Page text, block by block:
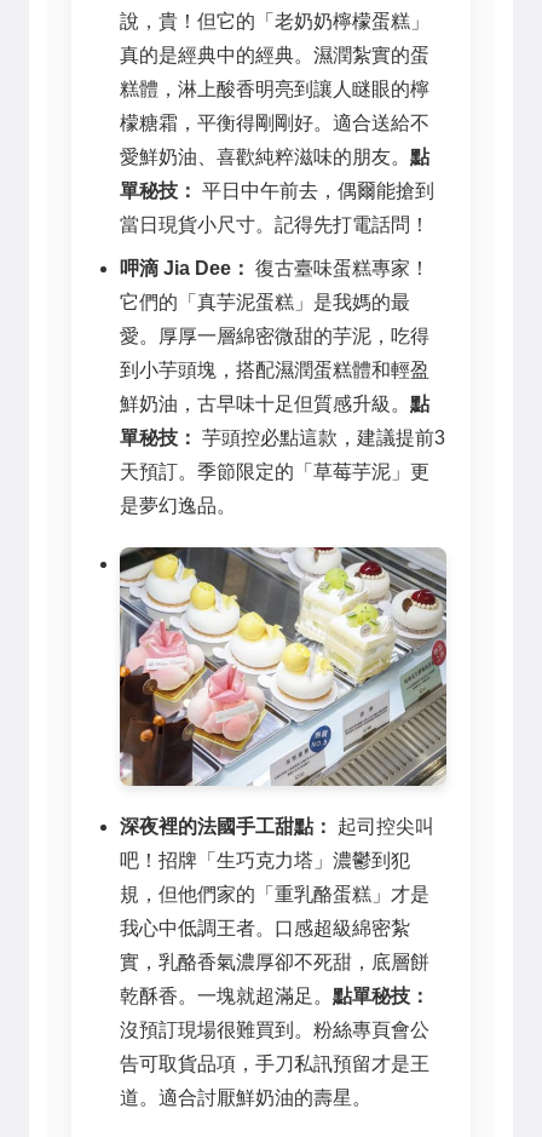
說，貴！但它的「老奶奶檸檬蛋糕」
真的是經典中的經典。濕潤紮實的蛋
糕體，淋上酸香明亮到讓人瞇眼的檸
檬糖霜，平衡得剛剛好。適合送給不
愛鮮奶油、喜歡純粹滋味的朋友。 點
單秘技： 平日中午前去，偶爾能搶到
當日現貨小尺寸。記得先打電話問！
呷滴 Jia Dee： 復古臺味蛋糕專家！
它們的「真芋泥蛋糕」是我媽的最
愛。厚厚一層綿密微甜的芋泥，吃得
到小芋頭塊，搭配濕潤蛋糕體和輕盈
鮮奶油，古早味十足但質感升級。 點
單秘技： 芋頭控必點這款，建議提前3
天預訂。季節限定的「草莓芋泥」更
是夢幻逸品。
深夜裡的法國手工甜點：
起司控尖叫
吧！招牌「生巧克力塔」濃鬱到犯
規，但他們家的「重乳酪蛋糕」才是
我心中低調王者。口感超級綿密紮
實，乳酪香氣濃厚卻不死甜，底層餅
乾酥香。一塊就超滿足。 點單秘技：
沒預訂現場很難買到。粉絲專頁會公
告可取貨品項，手刀私訊預留才是王
道。適合討厭鮮奶油的壽星。